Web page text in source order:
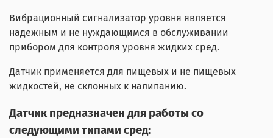
Вибрационный сигнализатор уровня является
надежным и не нуждающимся в обслуживании
прибором для контроля уровня жидких сред.
Датчик применяется для пищевых и не пищевых
жидкостей, не склонных к налипанию.
Датчик предназначен для работы со
следующими типами сред: